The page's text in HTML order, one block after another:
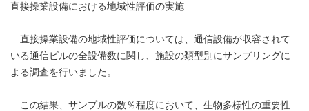
直接操業設備における地域性評価の実施
直接操業設備の地域性評価については、通信設備が収容されて
いる通信ビルの全設備数に関し、施設の類型別にサンプリングに
よる調査を行いました。
この結果、サンプルの数％程度において、生物多様性の重要性